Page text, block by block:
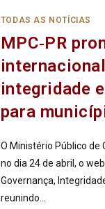
TODAS AS NOTÍCIAS
MPC‑PR
integridade
para
O Ministério Público de
no dia 24 de abril, o
Governança,
reunindo…